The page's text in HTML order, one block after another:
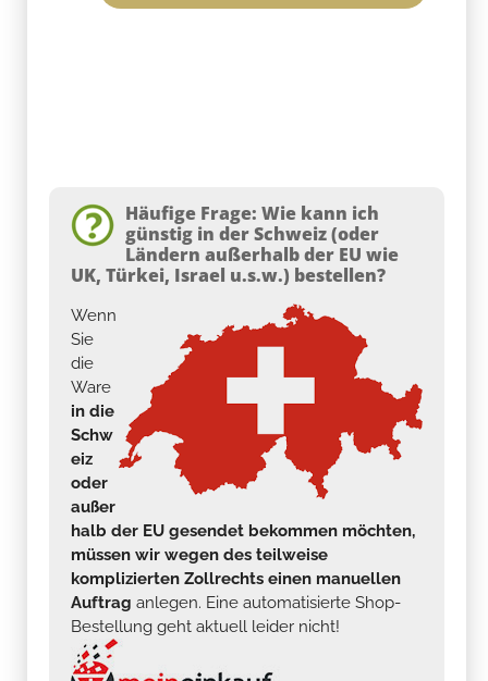
Häufige Frage: Wie kann ich
günstig in der Schweiz (oder
Ländern außerhalb der EU wie
UK, Türkei, Israel u.s.w.) bestellen?
Wenn
Sie
die
Ware
in die
Schw
eiz
oder
außer
halb der EU gesendet bekommen möchten,
müssen wir wegen des teilweise
komplizierten Zollrechts einen manuellen
Auftrag anlegen. Eine automatisierte Shop-
Bestellung geht aktuell leider nicht!